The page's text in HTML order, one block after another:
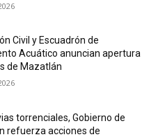
Civil y Escuadrón de
Acuático anuncian apertura
de Mazatlán
torrenciales, Gobierno de
refuerza acciones de